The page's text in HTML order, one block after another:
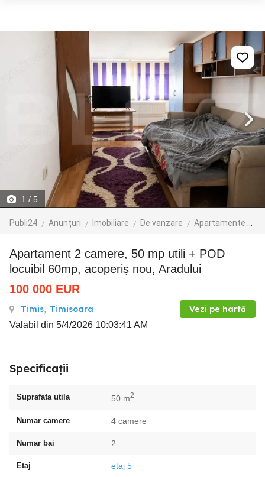
1 / 5
Publi24 Anunțuri Imobiliare De vanzare Apartamente de vanzare
Apartament 2 camere, 50 mp utili + POD
locuibil 60mp, acoperiș nou, Aradului
100 000 EUR
Timis, Timisoara Vezi pe hartă
Valabil din 5/4/2026 10:03:41 AM
Specificații
Suprafata utila 50 m2
Numar camere 4 camere
Numar bai 2
Etaj etaj 5